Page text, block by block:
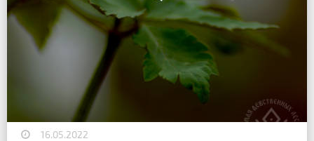
16.05.2022